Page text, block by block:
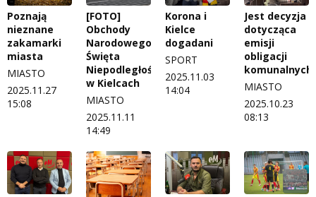
Poznają
nieznane
zakamarki
miasta
MIASTO
2025.11.27
15:08
[FOTO]
Obchody
Narodowego
Święta
Niepodległości
w Kielcach
MIASTO
2025.11.11
14:49
Korona i
Kielce
dogadani
SPORT
2025.11.03
14:04
Jest decyzja
dotycząca
emisji
obligacji
komunalnych
MIASTO
2025.10.23
08:13